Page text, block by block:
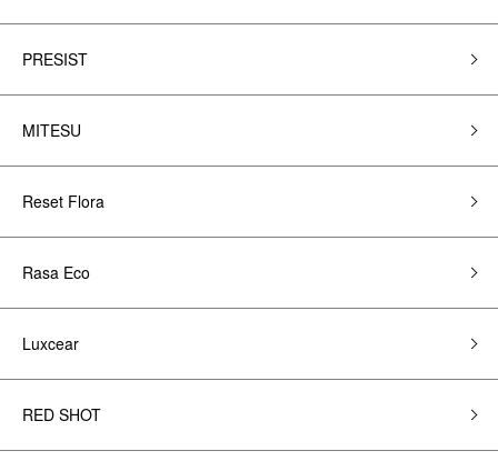
PRESIST
MITESU
Reset Flora
Rasa Eco
Luxcear
RED SHOT